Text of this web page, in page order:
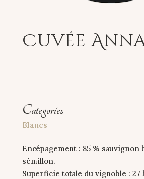
Cuvée Anna
Categories
Blancs
Encépagement : 85 % sauvignon
sémillon.
Superficie totale du vignoble : 27